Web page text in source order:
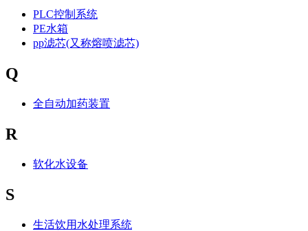
PLC控制系统
PE水箱
pp滤芯(又称熔喷滤芯)
Q
全自动加药装置
R
软化水设备
S
生活饮用水处理系统